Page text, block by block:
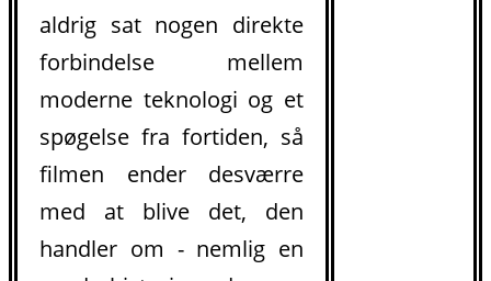
aldrig sat nogen direkte
forbindelse mellem
moderne teknologi og et
spøgelse fra fortiden, så
filmen ender desværre
med at blive det, den
handler om - nemlig en